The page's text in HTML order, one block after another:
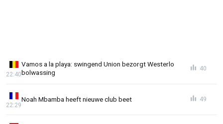
Vamos a la playa: swingend Union bezorgt Westerlo
bolwassing
22:40
40
Noah Mbamba heeft nieuwe club beet
22:29
49